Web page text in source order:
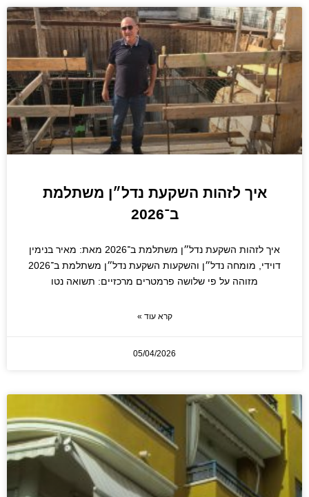
איך לזהות השקעת נדל״ן משתלמת
ב־2026
איך לזהות השקעת נדל״ן משתלמת ב־2026 מאת: מאיר בנימין
דוידי, מומחה נדל״ן והשקעות השקעת נדל״ן משתלמת ב־2026
מזוהה על פי שלושה פרמטרים מרכזיים: תשואה נטו
קרא עוד »
05/04/2026